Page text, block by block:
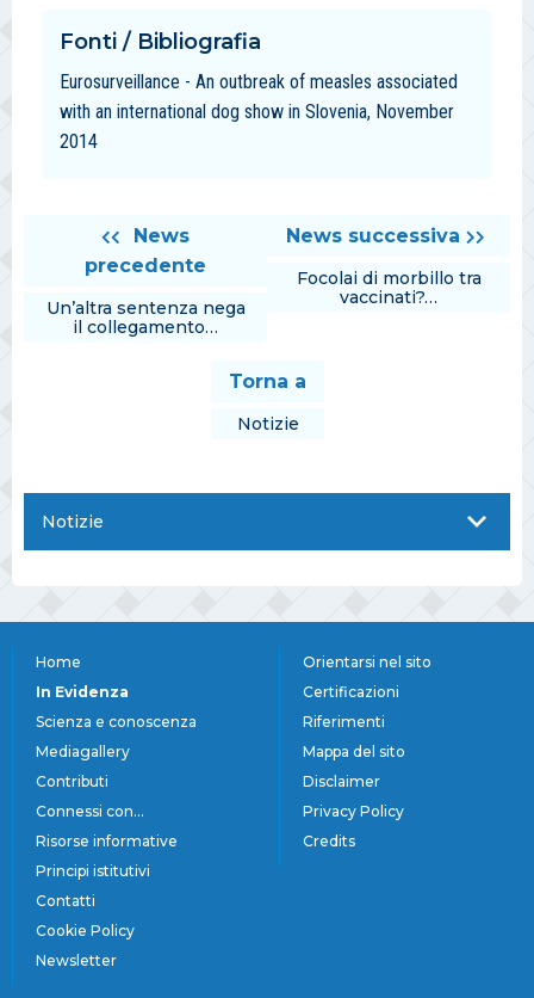
Fonti / Bibliografia
Eurosurveillance - An outbreak of measles associated
with an international dog show in Slovenia, November
2014
News
precedente
Un’altra sentenza nega
il collegamento…
News successiva
Focolai di morbillo tra
vaccinati?…
Torna a
Notizie
Notizie
Home
In Evidenza
Scienza e conoscenza
Mediagallery
Contributi
Connessi con...
Risorse informative
Principi istitutivi
Contatti
Cookie Policy
Newsletter
Orientarsi nel sito
Certificazioni
Riferimenti
Mappa del sito
Disclaimer
Privacy Policy
Credits